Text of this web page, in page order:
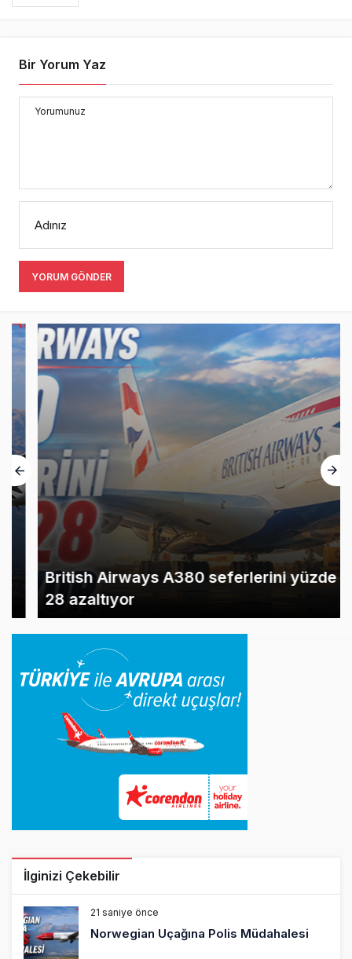
Bir Yorum Yaz
Yorumunuz
Adınız
YORUM GÖNDER
British Airways A380 seferlerini yüzde
28 azaltıyor
İlginizi Çekebilir
21 saniye önce
Norwegian Uçağına Polis Müdahalesi